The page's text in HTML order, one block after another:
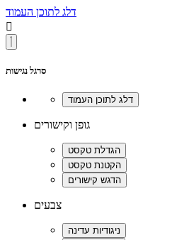
דלג לתוכן העמוד

סרגל נגישות
גופן וקישורים
צבעים